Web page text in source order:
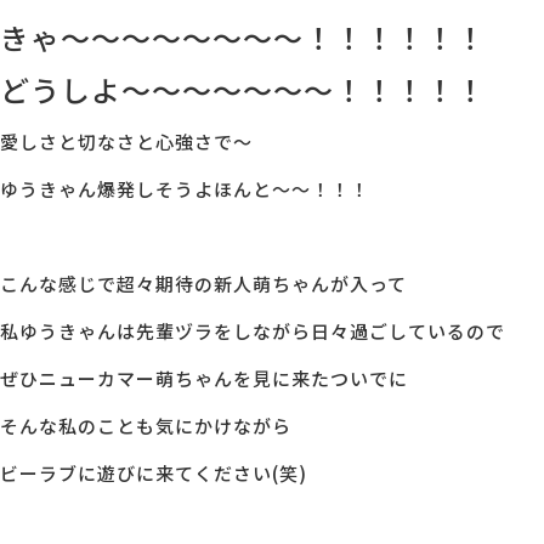
きゃ～～～～～～～～！！！！！！
どうしよ～～～～～～～！！！！！
愛しさと切なさと心強さで～
ゆうきゃん爆発しそうよほんと～～！！！
こんな感じで超々期待の新人萌ちゃんが入って
私ゆうきゃんは先輩ヅラをしながら日々過ごしているので
ぜひニューカマー萌ちゃんを見に来たついでに
そんな私のことも気にかけながら
ビーラブに遊びに来てください(笑)